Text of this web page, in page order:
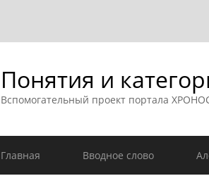
Понятия и
Вспомогательный проект портала
Главная Вводное слово